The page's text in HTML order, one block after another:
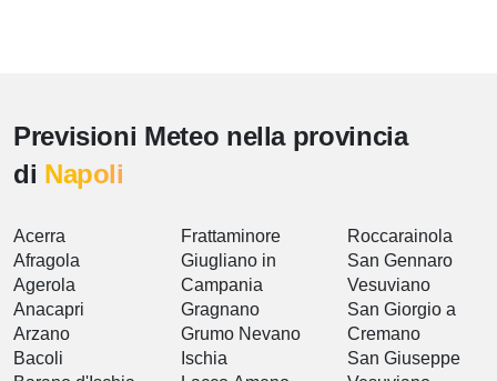
Previsioni Meteo nella provincia
di Napoli
Acerra
Afragola
Agerola
Anacapri
Arzano
Bacoli
Frattaminore
Giugliano in
Campania
Gragnano
Grumo Nevano
Ischia
Roccarainola
San Gennaro
Vesuviano
San Giorgio a
Cremano
San Giuseppe